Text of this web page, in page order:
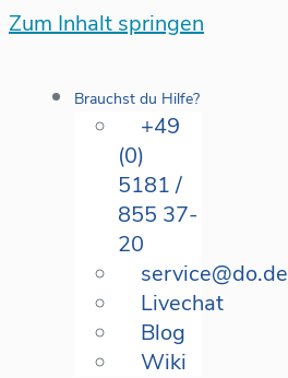
Zum Inhalt springen
Brauchst du Hilfe?
+49
(0)
5181 /
855 37-
20
service@do.de
Livechat
Blog
Wiki